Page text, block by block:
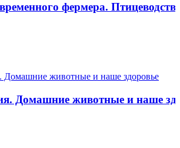
фермера.
Домашние животные и наше